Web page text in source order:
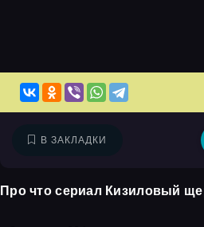
В ЗАКЛАДКИ
Про что сериал Кизиловый